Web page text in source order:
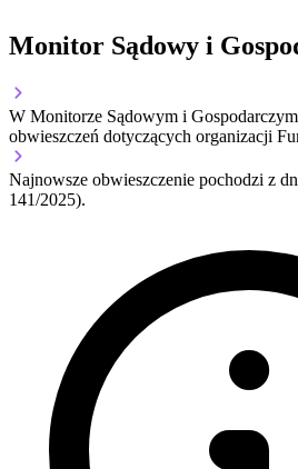
Monitor Sądowy i
W Monitorze Sądowym i
obwieszczeń dotyczących organizacji
Najnowsze obwieszczenie pochodzi z
141/2025).